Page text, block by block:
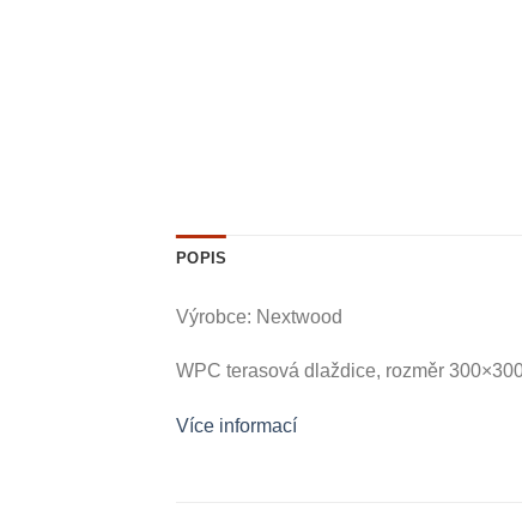
POPIS
Výrobce: Nextwood
WPC terasová dlaždice, rozměr
Více informací